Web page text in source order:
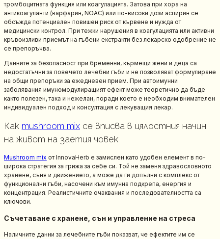
тромбоцитната функция или коагулацията. Затова при хора на
антикоагуланти (варфарин, NOAC) или по-високи дози аспирин се
обсъжда потенциален повишен риск от кървене и нужда от
медицински контрол. При тежки нарушения в коагулацията или активни
кръвоизливи приемът на гъбени екстракти без лекарско одобрение не
се препоръчва.
Данните за безопасност при бременни, кърмещи жени и деца са
недостатъчни за повечето лечебни гъби и не позволяват формулиране
на общи препоръки за ежедневен прием. При автоимунни
заболявания имуномодулиращият ефект може теоретично да бъде
както полезен, така и нежелан, поради което е необходим внимателен
индивидуален подход и консултация с лекуващия лекар.
Как mushroom mix се вписва в цялостния начин
на живот на заетия човек
Mushroom mix от InnovaHerb е замислен като удобен елемент в по-
широка стратегия за грижа за себе си. Той не заменя здравословното
хранене, съня и движението, а може да ги допълни с комплекс от
функционални гъби, насочени към имунна подкрепа, енергия и
концентрация. Реалистичните очаквания и последователността са
ключови.
Съчетаване с хранене, сън и управление на стреса
Наличните данни за лечебните гъби показват, че ефектите им се